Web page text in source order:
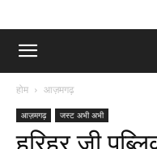
होम आज़मगढ़
आज़मगढ़ जस्ट अभी अभी